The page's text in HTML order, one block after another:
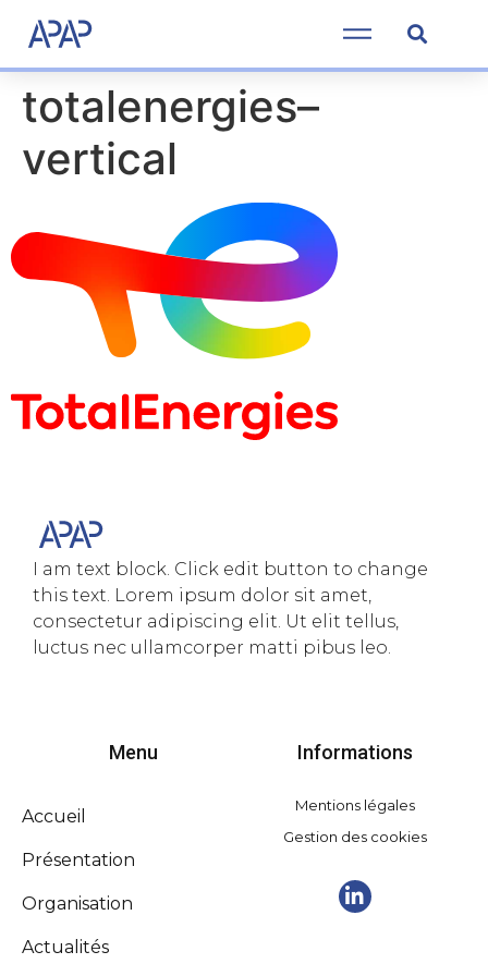
totalenergies–
vertical
I am text block. Click edit button to change
this text. Lorem ipsum dolor sit amet,
consectetur adipiscing elit. Ut elit tellus,
luctus nec ullamcorper matti pibus leo.
Menu
Accueil
Présentation
Organisation
Actualités
Informations
Mentions légales
Gestion des cookies